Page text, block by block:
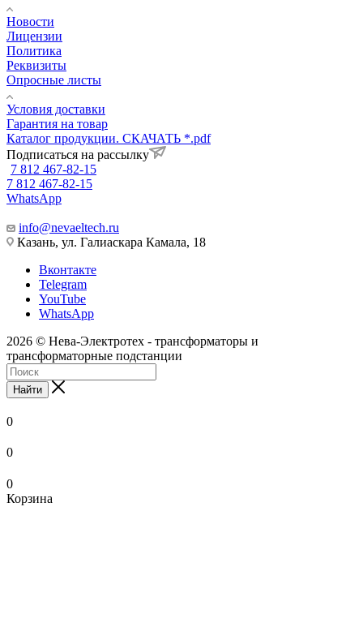
Новости
Лицензии
Политика
Реквизиты
Опросные листы
Условия доставки
Гарантия на товар
Каталог продукции. СКАЧАТЬ *.pdf
Подписаться на рассылку
7 812 467-82-15
7 812 467-82-15
WhatsApp
info@nevaeltech.ru
Казань, ул. Галиаскара Камала, 18
Вконтакте
Telegram
YouTube
WhatsApp
2026 © Нева-Электротех - трансформаторы и
трансформаторные подстанции
Найти
0
0
0
Корзина